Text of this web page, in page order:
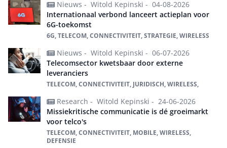
Nieuws - Witold Kepinski - 04-08-2026
Internationaal verbond lanceert actieplan voor
6G-toekomst
6G, TELECOM, CONNECTIVITEIT, STRATEGIE, WIRELESS
Nieuws - Witold Kepinski - 06-07-2026
Telecomsector kwetsbaar door externe
leveranciers
TELECOM, CONNECTIVITEIT, JURIDISCH, WIRELESS,
Research - Witold Kepinski - 24-06-2026
Missiekritische communicatie is dé groeimarkt
voor telco's
TELECOM, CONNECTIVITEIT, MOBILE, WIRELESS,
DEFENSIE